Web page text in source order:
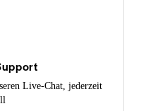
Live-Chat, jederzeit